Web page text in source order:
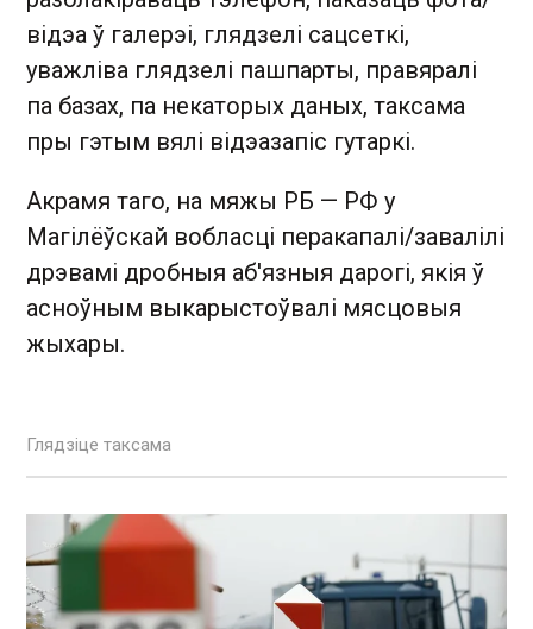
відэа ў галерэі, глядзелі сацсеткі,
уважліва глядзелі пашпарты, правяралі
па базах, па некаторых даных, таксама
пры гэтым вялі відэазапіс гутаркі.
Акрамя таго, на мяжы РБ — РФ у
Магілёўскай вобласці перакапалі/завалілі
дрэвамі дробныя аб'язныя дарогі, якія ў
асноўным выкарыстоўвалі мясцовыя
жыхары.
Глядзіце таксама